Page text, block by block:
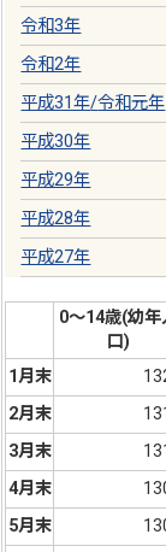
令和3年
令和2年
平成31年/令和元年
平成30年
平成29年
平成28年
平成27年
0～14歳(幼年
口)
1月末
2月末
3月末
4月末
5月末